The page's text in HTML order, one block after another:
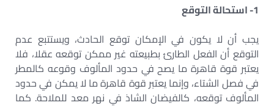
1- استحالة التوقع
يجب أن لا يكون في الإمكان توقع الحادث، ويستتبع عدم
التوقع أن الفعل الطارئ بطبيعته غير ممكن توقعه عقلا، فلا
يعتبر قوة قاهرة ما يصح في حدود المألوف وقوعه كالمطر
في فصل الشتاء، وإنما يعتبر قوة قاهرة ما لا يمكن في حدود
المألوف توقعه، كالفيضان الشاذ في نهر معد للملاحة. كما